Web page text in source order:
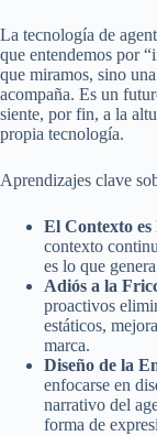
La tecnología de
que entendemos por
que miramos, sino
acompaña. Es un
siente, por fin, a la
propia tecnología.
Aprendizajes clave
El Contexto
contexto
es lo que
Adiós a la
proactivos
estáticos,
marca.
Diseño de la
enfocarse en
narrativo del
forma de